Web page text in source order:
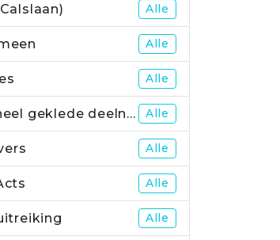
Alle
Alle
Alle
Finish orgineel geklede deelnemers Alle
Alle
Alle
Alle